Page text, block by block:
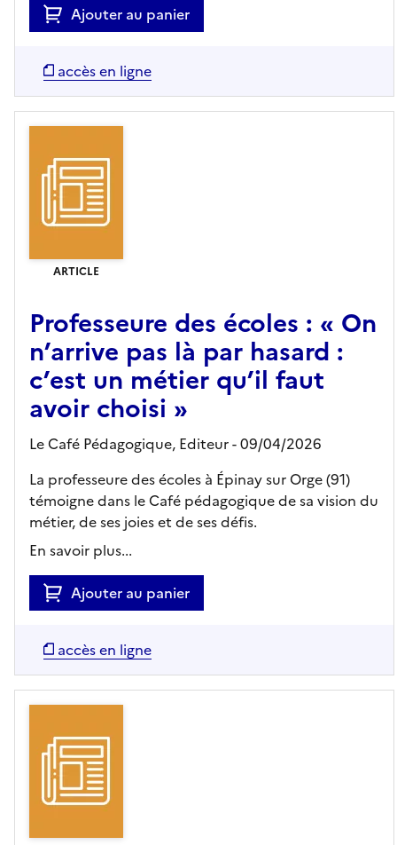
Ajouter au panier
accès en ligne
ARTICLE
Professeure des écoles : « On
n’arrive pas là par hasard :
c’est un métier qu’il faut
avoir choisi »
Le Café Pédagogique, Editeur- 09/04/2026
La professeure des écoles à Épinay sur Orge (91)
témoigne dans le Café pédagogique de sa vision du
métier, de ses joies et de ses défis.
En savoir plus...
Ajouter au panier
accès en ligne